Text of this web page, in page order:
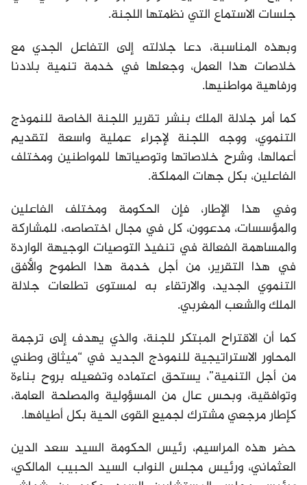
جلسات الاستماع التي نظمتها اللجنة.
وبهذه المناسبة، دعا جلالته إلى التفاعل الجدي مع
خلاصات هذا العمل، وجعلها في خدمة تنمية بلادنا
ورفاهية مواطنيها.
كما أمر جلالة الملك بنشر تقرير اللجنة الخاصة للنموذج
التنموي، ووجه اللجنة لإجراء عملية واسعة لتقديم
أعمالها، وشرح خلاصاتها وتوصياتها للمواطنين ومختلف
الفاعلين، بكل جهات المملكة.
وفي هذا الإطار، فإن الحكومة ومختلف الفاعلين
والمؤسسات، مدعوون، كل في مجال اختصاصه، للمشاركة
والمساهمة الفعالة في تنفيذ التوصيات الوجيهة الواردة
في هذا التقرير، من أجل خدمة هذا الطموح والأفق
التنموي الجديد، والارتقاء به لمستوى تطلعات جلالة
الملك والشعب المغربي.
كما أن الاقتراح المبتكر للجنة، والذي يهدف إلى ترجمة
المحاور الاستراتيجية للنموذج الجديد في “ميثاق وطني
من أجل التنمية”، يستحق اعتماده وتفعيله بروح بناءة
وتوافقية، وبحس عال من المسؤولية والمصلحة العامة،
كإطار مرجعي مشترك لجميع القوى الحية بكل أطيافها.
حضر هذه المراسيم، رئيس الحكومة السيد سعد الدين
العثماني، ورئيس مجلس النواب السيد الحبيب المالكي،